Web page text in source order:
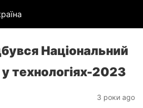
Національний
технологіях-2023
3 роки ago